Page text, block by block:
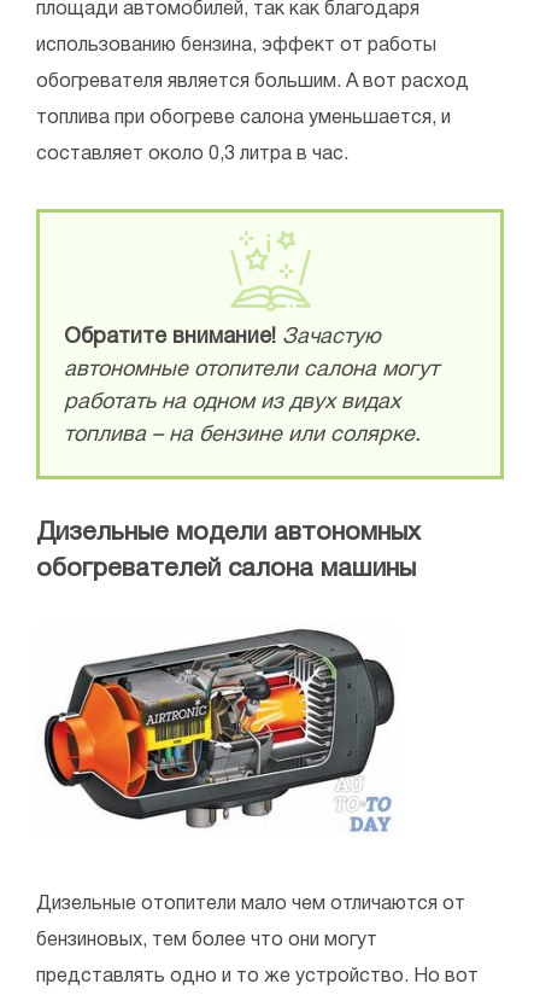
площади автомобилей, так как благодаря
использованию бензина, эффект от работы
обогревателя является большим. А вот расход
топлива при обогреве салона уменьшается, и
составляет около 0,3 литра в час.
Обратите внимание! Зачастую
автономные отопители салона могут
работать на одном из двух видах
топлива – на бензине или солярке.
Дизельные модели автономных
обогревателей салона машины
Дизельные отопители мало чем отличаются от
бензиновых, тем более что они могут
представлять одно и то же устройство. Но вот